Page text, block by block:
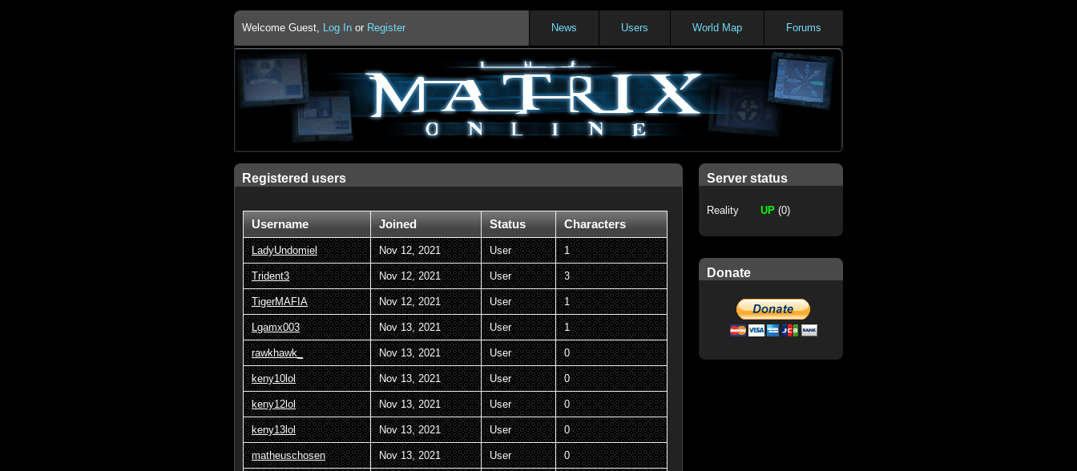
Welcome Guest, Log In or Register Forums
World Map
Users
News
Registered users
Username Joined Status Characters
LadyUndomiel Nov 12, 2021 User 1
Trident3 Nov 12, 2021 User 3
TigerMAFIA Nov 12, 2021 User 1
Lgamx003 Nov 13, 2021 User 1
rawkhawk_ Nov 13, 2021 User 0
keny10lol Nov 13, 2021 User 0
keny12lol Nov 13, 2021 User 0
keny13lol Nov 13, 2021 User 0
matheuschosen Nov 13, 2021 User 0
Server status
Reality UP(0)
Donate